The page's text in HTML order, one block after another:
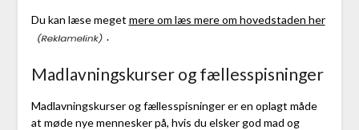
Du kan læse meget mere om læs mere om hovedstaden her
.
Madlavningskurser og fællesspisninger
Madlavningskurser og fællesspisninger er en oplagt måde
at møde nye mennesker på, hvis du elsker god mad og